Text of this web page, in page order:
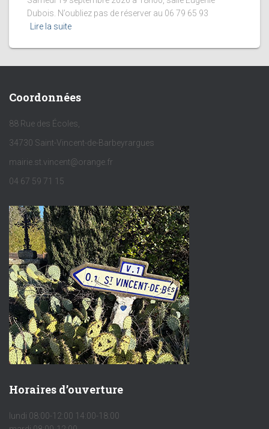
Dubois. N’oubliez pas de réserver au 06 79 65 93
Lire la suite
Coordonnées
88 Rue des Écoles,
34730 Saint-Vincent-de-Barbeyrargues
mairie.st.vincent@orange.fr
04 67 59 71 15
Horaires d’ouverture
lundi 08:00-12:00 14:00-18:00